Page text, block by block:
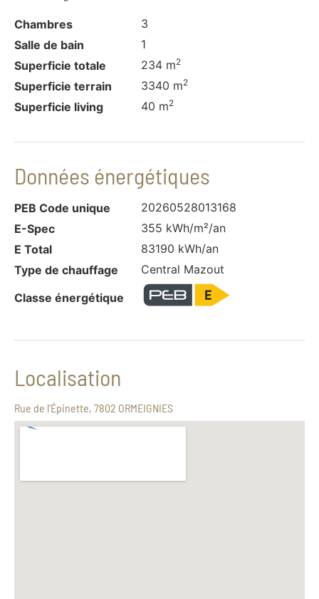
Chambres
3
Salle de bain
1
Superficie totale
234 m2
Superficie terrain 3340 m2
Superficie living 40 m2
Données énergétiques
PEB Code unique
20260528013168
E-Spec
355 kWh/m²/an
E Total
83190 kWh/an
Type de chauffage
Central Mazout
Classe énergétique
Localisation
Rue de l'Épinette, 7802 ORMEIGNIES